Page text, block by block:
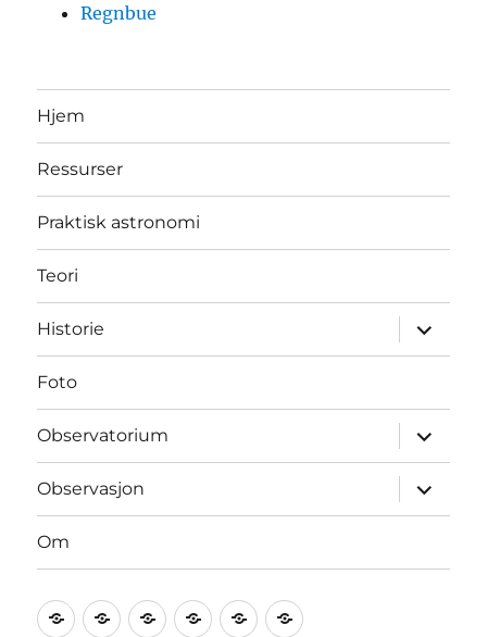
Regnbue
Hjem
Ressurser
Praktisk astronomi
Teori
Historie
Utvid
Foto
Observatorium
Utvid
Observasjon
Utvid
Om
Praktisk
TeoriHistorie
Foto Observatorium
Observasjon